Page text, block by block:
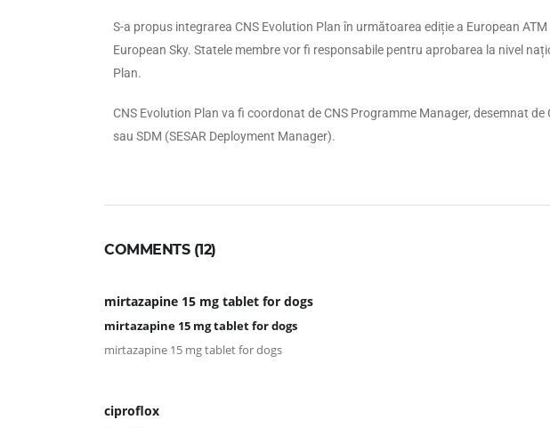
S-a propus integrarea CNS Evolution Plan în următoarea ediție a European
European Sky. Statele membre vor fi responsabile pentru aprobarea la nivel
Plan.
CNS Evolution Plan va fi coordonat de CNS Programme Manager, desemnat
sau SDM (SESAR Deployment Manager).
COMMENTS (12)
mirtazapine 15 mg tablet for dogs
mirtazapine 15 mg tablet for dogs
mirtazapine 15 mg tablet for dogs
ciproflox